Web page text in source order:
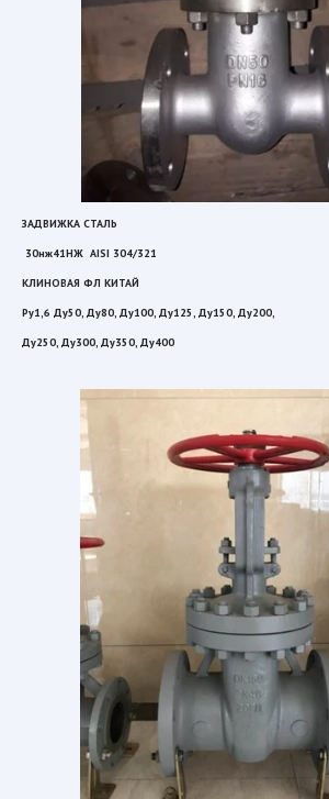
ЗАДВИЖКА СТАЛЬ
30нж41НЖ  AISI 304/321
КЛИНОВАЯ ФЛ КИТАЙ
Ру1,6 Ду50, Ду80, Ду100, Ду125, Ду150, Ду200,
Ду250, Ду300, Ду350, Ду400